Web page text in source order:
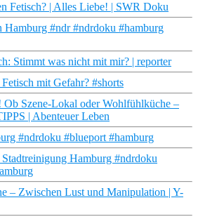
Fetisch? | Alles Liebe! | SWR Doku
Hamburg #ndr #ndrdoku #hamburg
Stimmt was nicht mit mir? | reporter
mit Gefahr? #shorts
Ob Szene-Lokal oder Wohlfühlküche –
| Abenteuer Leben
#ndrdoku #blueport #hamburg
Hamburg #ndrdoku
– Zwischen Lust und Manipulation | Y-